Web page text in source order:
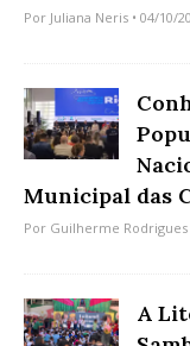
Por Juliana Neris • 04/10/
Municipal das
Por Guilherme Rodrigues
A